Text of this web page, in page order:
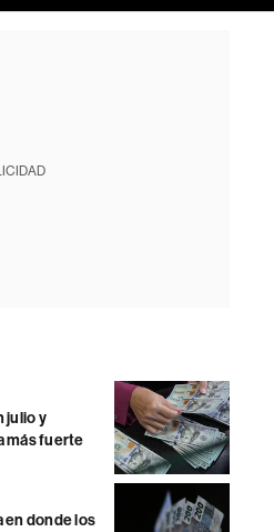
julio y
más fuerte
en donde los